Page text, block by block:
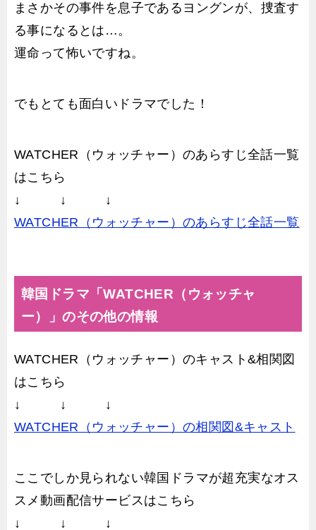
まさかその事件を息子であるヨングンが、捜査す
る事になるとは…。
運命って怖いですね。
でもとても面白いドラマでした！
WATCHER（ウォッチャー）のあらすじ全話一覧
はこちら
↓ ↓ ↓
WATCHER（ウォッチャー）のあらすじ全話一覧
韓国ドラマ「WATCHER（ウォッチャ
ー）」のその他の情報
WATCHER（ウォッチャー）のキャスト&相関図
はこちら
↓ ↓ ↓
WATCHER（ウォッチャー）の相関図&キャスト
ここでしか見られない韓国ドラマが超充実なオス
スメ動画配信サービスはこちら
↓ ↓ ↓